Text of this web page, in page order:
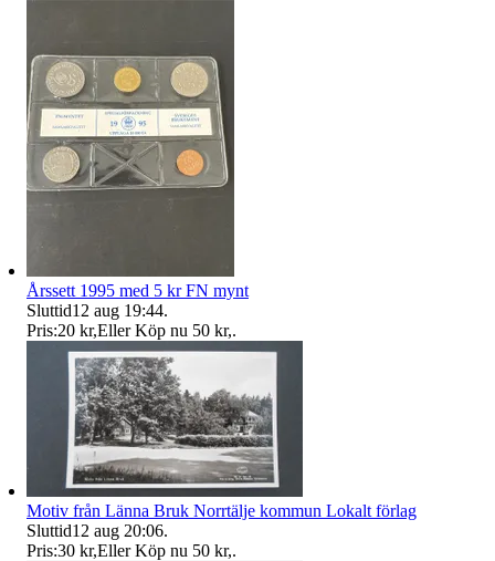
Årssett 1995 med 5 kr FN mynt
Sluttid12 aug 19:44.
Pris:20 kr,Eller Köp nu 50 kr,.
Motiv från Länna Bruk Norrtälje kommun Lokalt förlag
Sluttid12 aug 20:06.
Pris:30 kr,Eller Köp nu 50 kr,.